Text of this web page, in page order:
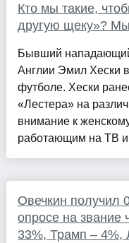
Кто мы такие,
другую щеку»?
Бывший
Англии Эмил Хески
футболе. Хески
«Лестера» на
внимание к
работающим на ТВ
Овечкин получил
опросе на звание
33%, Трамп – 4%,